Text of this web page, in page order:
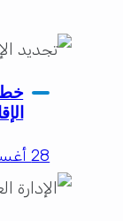
28 أغسطس، 2025